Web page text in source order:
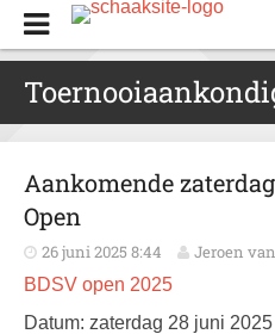
Aankomende
Open
26 juni 2025 8:44 Jeroen
BDSV open 2025
Datum: zaterdag 28 juni 2025